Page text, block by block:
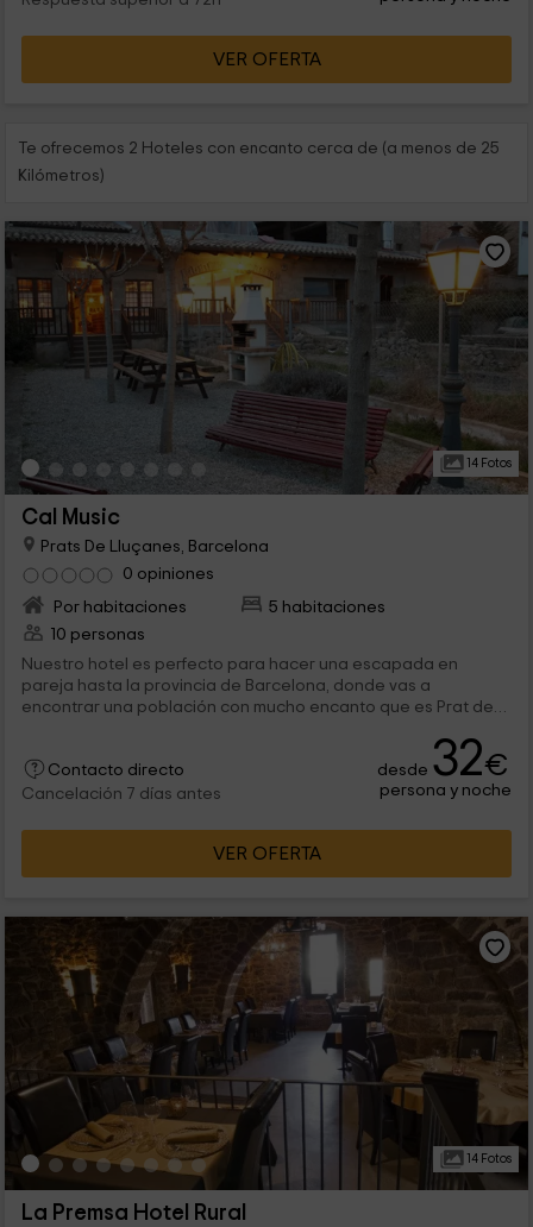
gastronomía y diversión ¿A qué esperas para visitarnos?
VER OFERTA
Te ofrecemos 2 Hoteles con encanto cerca de (a menos de 25
Kilómetros)
14 Fotos
Cal Music
Prats De Lluçanes, Barcelona
0 opiniones
Por habitaciones
5 habitaciones
10 personas
Nuestro hotel es perfecto para hacer una escapada en
pareja hasta la provincia de Barcelona, donde vas a
encontrar una población con mucho encanto que es Prat des
comodidades que harán que te sientas como en casa.
Contacto directo
Cancelación 7 días antes
desde 32€
persona y noche
VER OFERTA
14 Fotos
La Premsa Hotel Rural